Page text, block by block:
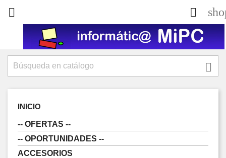
 

INICIO
-- OFERTAS --
-- OPORTUNIDADES --
ACCESORIOS